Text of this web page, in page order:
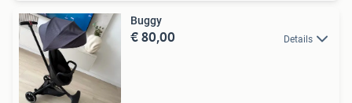
Buggy
€ 80,00 Details